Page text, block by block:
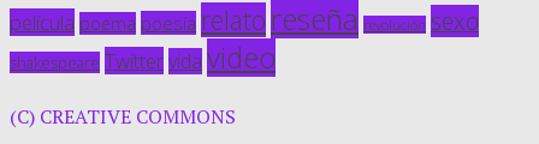
película poema poesía relato reseña revolución sexo
shakespeare Twittervida video
(C) CREATIVE COMMONS